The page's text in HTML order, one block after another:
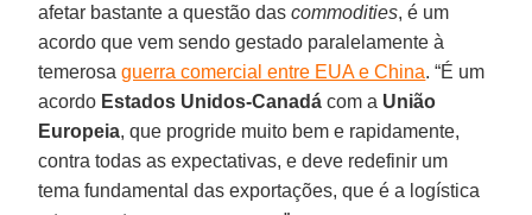
afetar bastante a questão dascommodities, é um
acordo que vem sendo gestado paralelamente à
temerosaguerra comercial entre EUA e China. “É um
acordo Estados Unidos-Canadá com a União
Europeia, que progride muito bem e rapidamente,
contra todas as expectativas, e deve redefinir um
tema fundamental das exportações, que é a logística